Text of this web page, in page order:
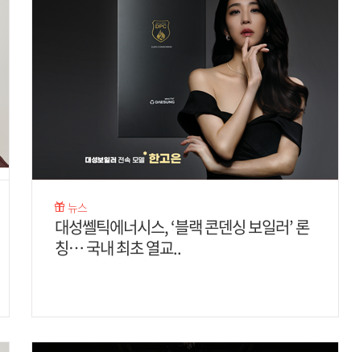
뉴스
대성쎌틱에너시스, ‘블랙 콘덴싱 보일러’ 론
칭… 국내 최초 열교..